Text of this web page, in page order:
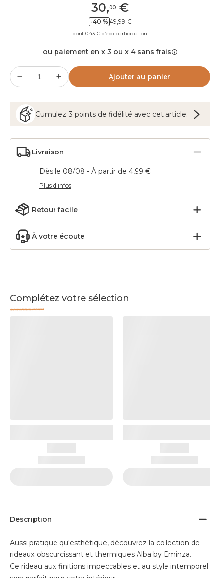
30,00 €
-40 % 49,99 €
dont 0.43 € d’éco participation
ou paiement en x 3 ou x 4 sans frais
Ajouter au panier
Cumulez 3 points de fidélité avec cet article.
Livraison
Dès le 08/08 - À partir de 4,99 €
Plus d'infos
Retour facile
À votre écoute
Complétez votre sélection
Description
Aussi pratique qu'esthétique, découvrez la collection de
rideaux obscurcissant et thermiques Alba by Eminza.
Ce rideau aux finitions impeccables et au style intemporel